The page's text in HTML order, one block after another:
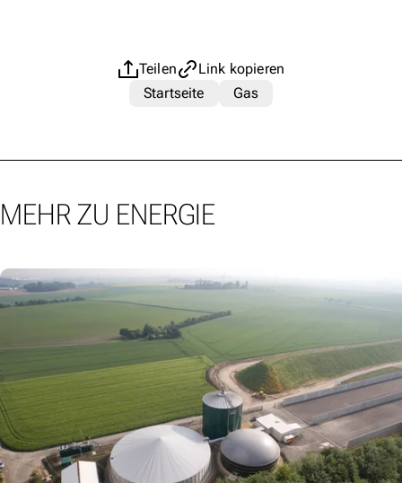
Teilen
Link kopieren
Startseite
Gas
MEHR ZU ENERGIE